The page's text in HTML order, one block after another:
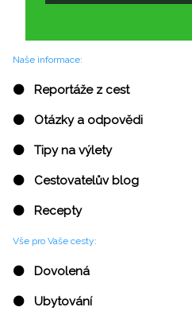
Naše informace:
⚫ Reportáže z cest
⚫ Otázky a odpovědi
⚫ Tipy na výlety
⚫ Cestovatelův blog
⚫ Recepty
Vše pro Vaše cesty:
⚫ Dovolená
⚫ Ubytování